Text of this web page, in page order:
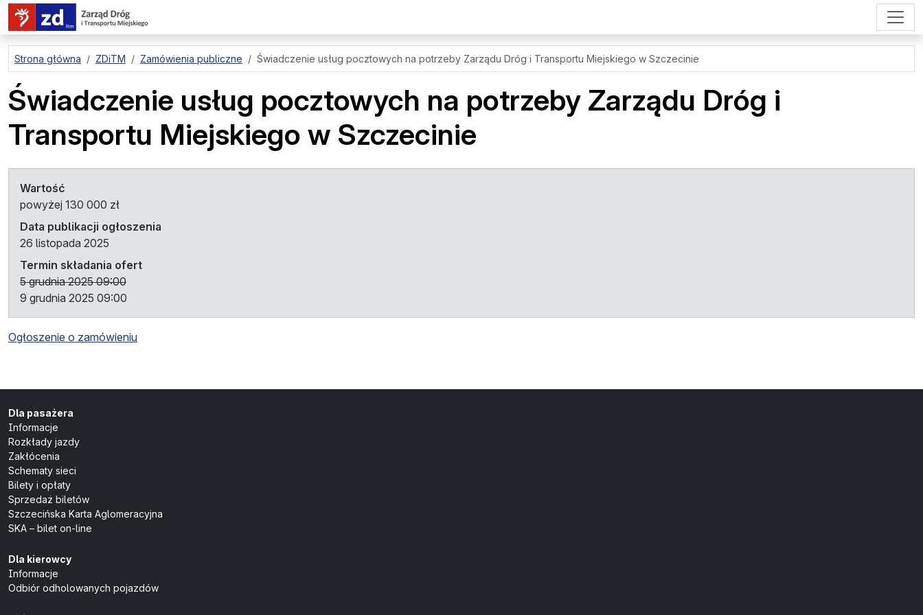
przejdź do treści strony
Strona główna ZDiTM Zamówienia publiczne Świadczenie usług pocztowych na potrzeby Zarządu Dróg i Transportu Miejskiego w Szczecinie
Świadczenie usług pocztowych na potrzeby Zarządu Dróg i
Transportu Miejskiego w Szczecinie
Wartość
powyżej 130 000 zł
Data publikacji ogłoszenia
26 listopada 2025
Termin składania ofert
5 grudnia 2025 09:00
9 grudnia 2025 09:00
Ogłoszenie o zamówieniu
Dla pasażera
Informacje
Rozkłady jazdy
Zakłócenia
Schematy sieci
Bilety i opłaty
Sprzedaż biletów
Szczecińska Karta Aglomeracyjna
SKA – bilet on-line
Dla kierowcy
Informacje
Odbiór odholowanych pojazdów